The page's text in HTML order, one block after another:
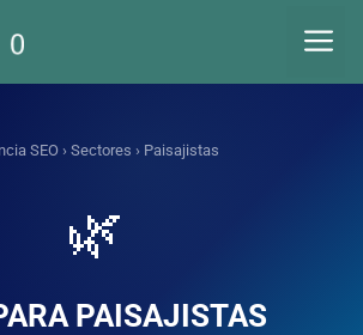
SEO› Sectores › Paisajistas
🌿
PAISAJISTAS